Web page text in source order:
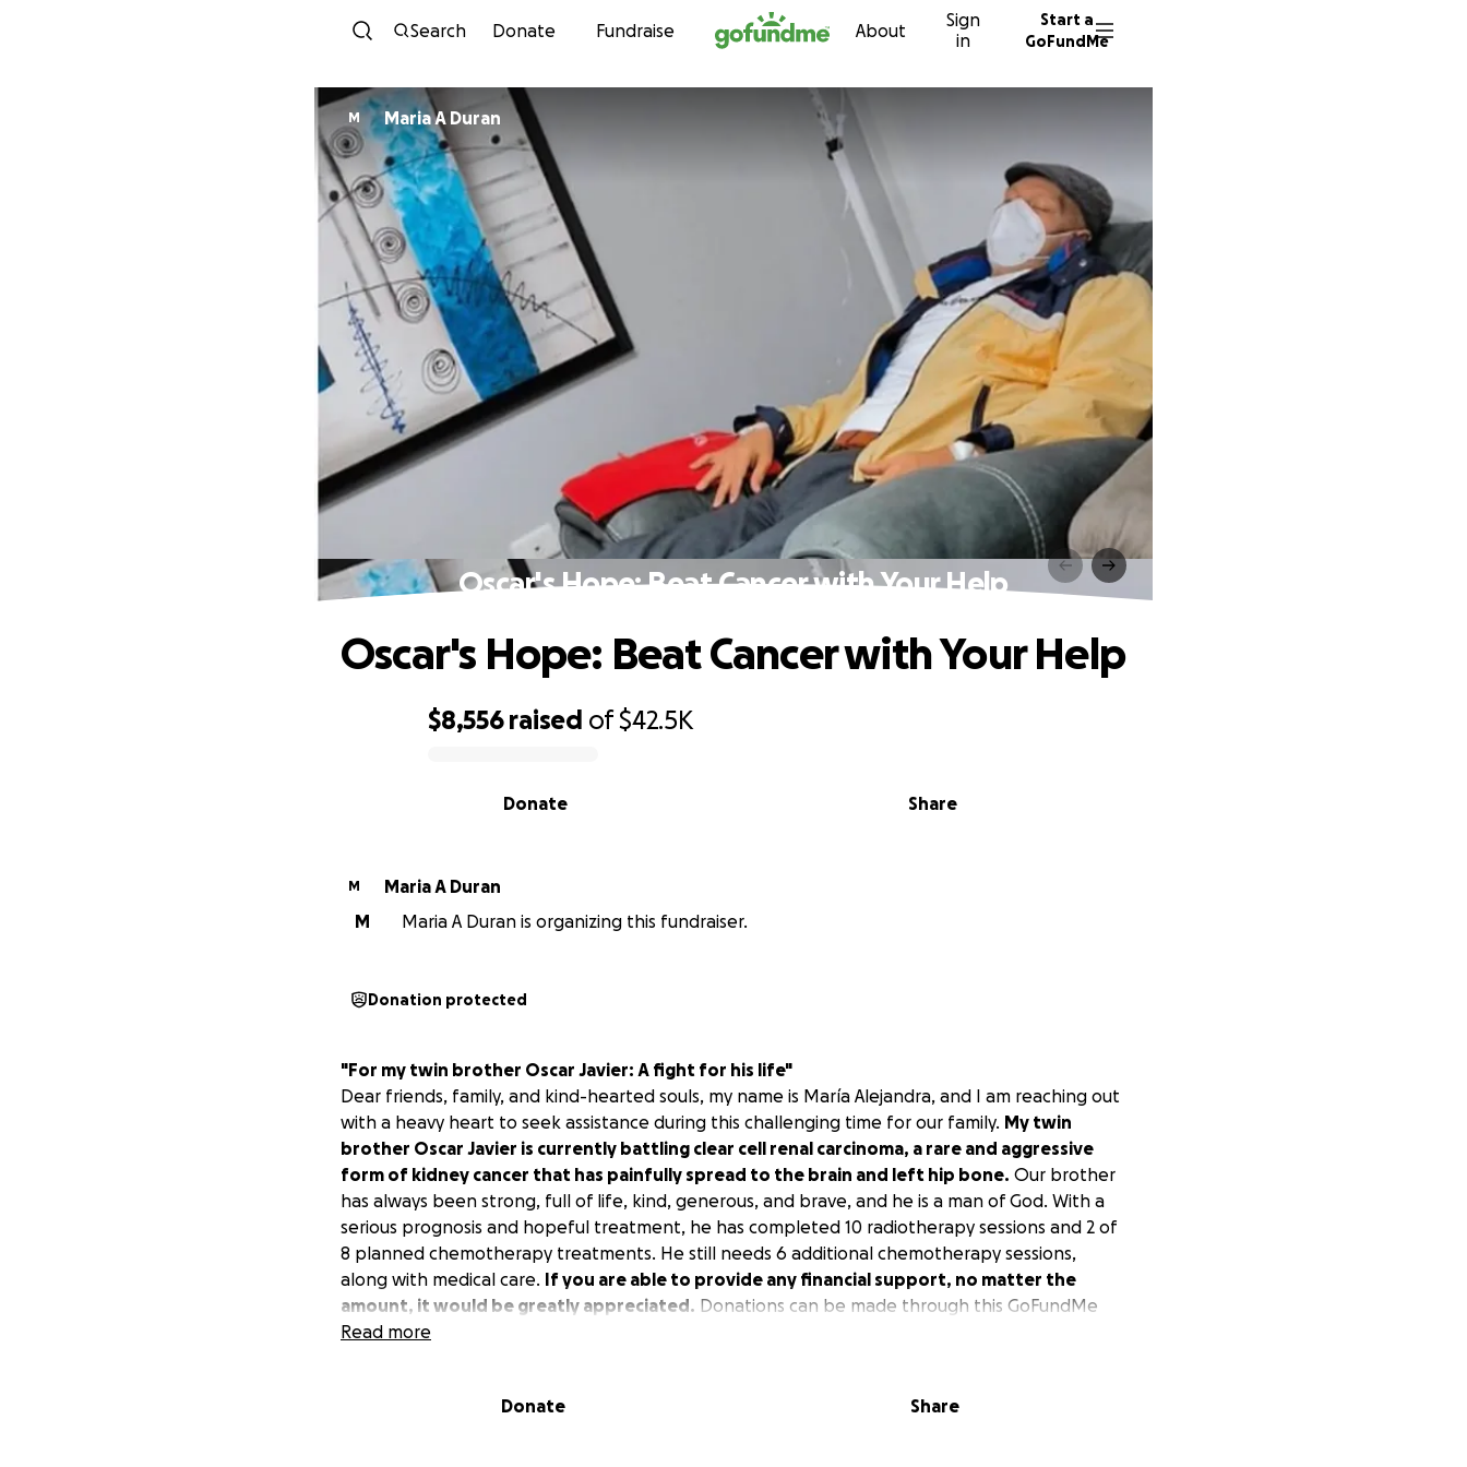
Skip to content
Search Donate Fundraise About
Sign
in
Start a
GoFundMe
M Maria A Duran
Oscar's Hope: Beat Cancer with Your Help
$8,556 raised of$42.5K
Share
Donate
Oscar's Hope: Beat Cancer with Your Help
M
Maria A Duran
M
Maria A Duran is organizing this fundraiser.
Donation protected
"For my twin brother Oscar Javier: A fight for his life"
Dear friends, family, and kind-hearted souls, my name is María Alejandra, and I am reaching out
with a heavy heart to seek assistance during this challenging time for our family. My twin
brother Oscar Javier is currently battling clear cell renal carcinoma, a rare and aggressive
form of kidney cancer that has painfully spread to the brain and left hip bone. Our brother
has always been strong, full of life, kind, generous, and brave, and he is a man of God. With a
serious prognosis and hopeful treatment, he has completed 10 radiotherapy sessions and 2 of
8 planned chemotherapy treatments. He still needs 6 additional chemotherapy sessions,
along with medical care. If you are able to provide any financial support, no matter the
amount, it would be greatly appreciated. Donations can be made through this GoFundMe
account. Your generosity would mean the world to us and help us greatly in this fight against
spreading awareness can be a beacon of hope for our family during this difficult time. As you
Read more
Donate Share